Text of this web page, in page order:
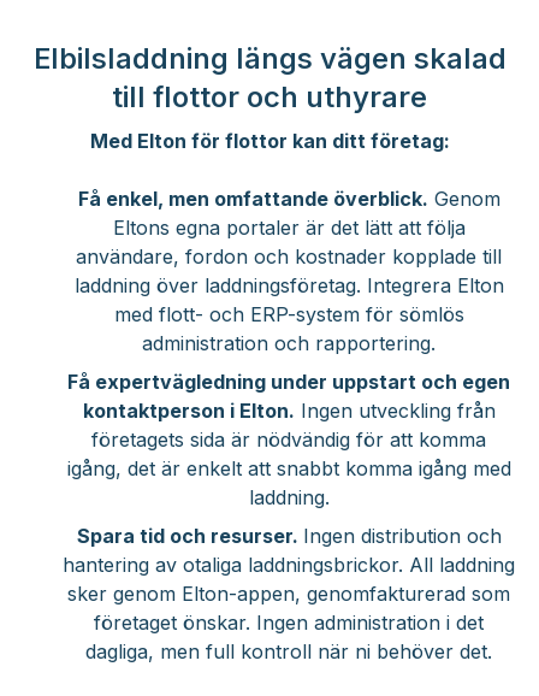
Elbilsladdning längs vägen skalad
till flottor och uthyrare
Med Elton för flottor kan ditt företag:
Få enkel, men omfattande överblick. Genom
Eltons egna portaler är det lätt att följa
användare, fordon och kostnader kopplade till
laddning över laddningsföretag. Integrera Elton
med flott- och ERP-system för sömlös
administration och rapportering.
Få expertvägledning under uppstart och egen
kontaktperson i Elton. Ingen utveckling från
företagets sida är nödvändig för att komma
igång, det är enkelt att snabbt komma igång med
laddning.
Spara tid och resurser. Ingen distribution och
hantering av otaliga laddningsbrickor. All laddning
sker genom Elton-appen, genomfakturerad som
företaget önskar. Ingen administration i det
dagliga, men full kontroll när ni behöver det.